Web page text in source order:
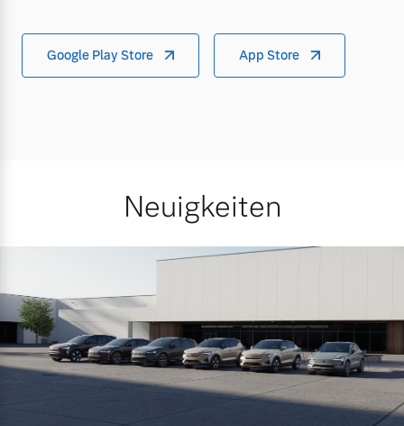
Google Play Store App Store
Neuigkeiten